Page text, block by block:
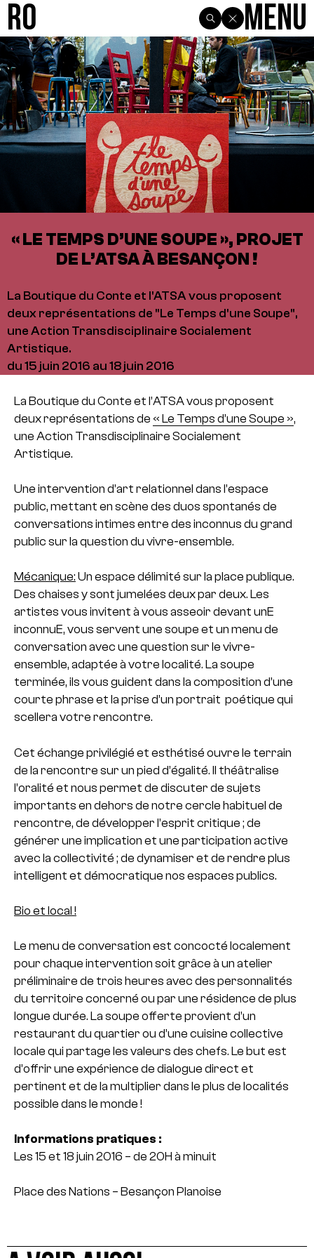
R0 Menu
« LE TEMPS D’UNE SOUPE », PROJET
DE L’ATSA À BESANÇON !
La Boutique du Conte et l'ATSA vous proposent
deux représentations de "Le Temps d'une Soupe",
une Action Transdisciplinaire Socialement
Artistique.
du 15 juin 2016 au 18 juin 2016
La Boutique du Conte et l’ATSA vous proposent
deux représentations de « Le Temps d’une Soupe »,
une Action Transdisciplinaire Socialement
Artistique.
Une intervention d’art relationnel dans l’espace
public, mettant en scène des duos spontanés de
conversations intimes entre des inconnus du grand
public sur la question du vivre-ensemble.
Mécanique: Un espace délimité sur la place publique.
Des chaises y sont jumelées deux par deux. Les
artistes vous invitent à vous asseoir devant unE
inconnuE, vous servent une soupe et un menu de
conversation avec une question sur le vivre-
ensemble, adaptée à votre localité. La soupe
terminée, ils vous guident dans la composition d’une
courte phrase et la prise d’un portrait poétique qui
scellera votre rencontre.
Cet échange privilégié et esthétisé ouvre le terrain
de la rencontre sur un pied d’égalité. Il théâtralise
l’oralité et nous permet de discuter de sujets
importants en dehors de notre cercle habituel de
rencontre, de développer l’esprit critique ; de
générer une implication et une participation active
avec la collectivité ; de dynamiser et de rendre plus
intelligent et démocratique nos espaces publics.
Bio et local !
Le menu de conversation est concocté localement
pour chaque intervention soit grâce à un atelier
préliminaire de trois heures avec des personnalités
du territoire concerné ou par une résidence de plus
longue durée. La soupe offerte provient d’un
restaurant du quartier ou d’une cuisine collective
locale qui partage les valeurs des chefs. Le but est
d’offrir une expérience de dialogue direct et
pertinent et de la multiplier dans le plus de localités
possible dans le monde !
Informations pratiques :
Les 15 et 18 juin 2016 – de 20H à minuit
Place des Nations – Besançon Planoise